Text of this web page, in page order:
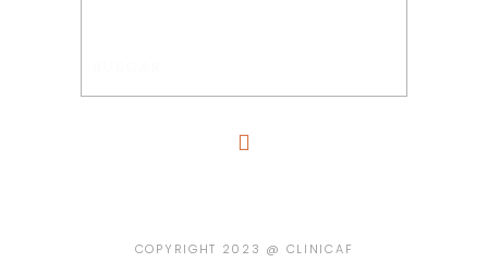
COPYRIGHT 2023 @ CLINICAF